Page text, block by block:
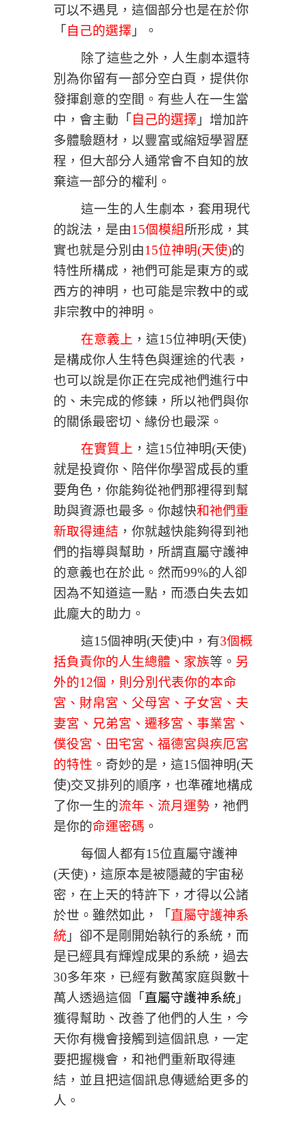
可以不遇見，這個部分也是在於你
「 自己的選擇 」。
除了這些之外，人生劇本還特
別為你留有一部分空白頁，提供你
發揮創意的空間。有些人在一生當
中，會主動 「 自己的選擇 」 增加許
多體驗題材，以豐富或縮短學習歷
程，但大部分人通常會不自知的放
棄這一部分的權利。
這一生的人生劇本，套用現代
的說法，是由15個模組所形成，其
實也就是分別由15位神明(天使)的
特性所構成，祂們可能是東方的或
西方的神明，也可能是宗教中的或
非宗教中的神明。
在意義上 ，這15位神明(天使)
是構成你人生特色與運途的代表，
也可以說是你正在完成祂們進行中
的、未完成的修鍊，所以祂們與你
的關係最密切、緣份也最深。
在實質上 ， 這15位神明(天使)
就是投資你、陪伴你學習成長的重
要角色， 你能夠從祂們那裡得到幫
助與資源也最多。你越快和祂們重
新取得連結 ，你就越快能夠得到祂
們的指導與幫助，所謂直屬守護神
的意義也在於此。然而99%的人卻
因為不知道這一點，而憑白失去如
此龐大的助力。
這15個神明(天使)中，有3個概
括負責你的人生總體、家族等。 另
外的12個，則分別代表你的本命
宮、財帛宮、父母宮、子女宮、夫
妻宮、兄弟宮、遷移宮、事業宮、
僕役宮、田宅宮、福德宮與疾厄宮
的特性 。奇妙的是，這15個神明(天
使)交叉排列的順序，也準確地構成
了你一生的流年、流月運勢 ，祂們
是你的命運密碼 。
每個人都有15位直屬守護神
(天使)，這原本是被隱藏的宇宙秘
密，在上天的特許下，才得以公諸
於世 。雖然如此， 「 直屬守護神系
統 」卻不是剛開始執行的系統，而
是已經具有輝煌成果的系統，過去
30多年來，已經有數萬家庭與數十
萬人透過這個「 直屬守護神系統 」
獲得幫助、改善了他們的人生，今
天你有機會接觸到這個訊息，一定
要把握機會， 和祂們重新取得連
結， 並且把這個訊息傳遞給更多的
人。